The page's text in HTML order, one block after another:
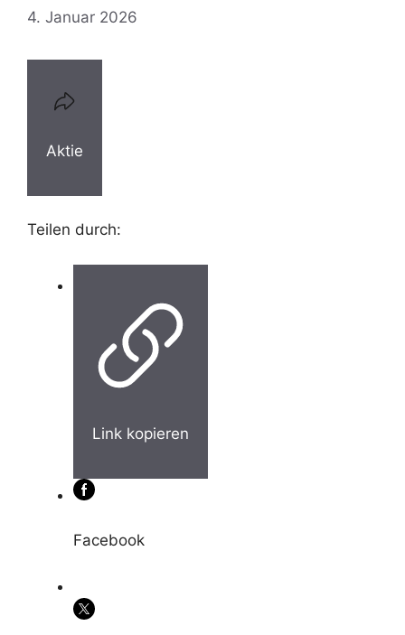
4. Januar 2026
Aktie
Teilen durch:
Link kopieren
Facebook